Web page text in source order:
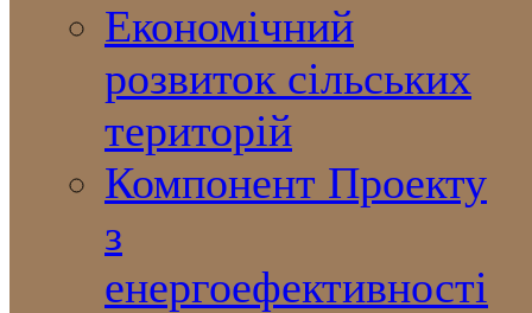
Економічний
розвиток сільських
територій
Компонент Проекту
з
енергоефективності